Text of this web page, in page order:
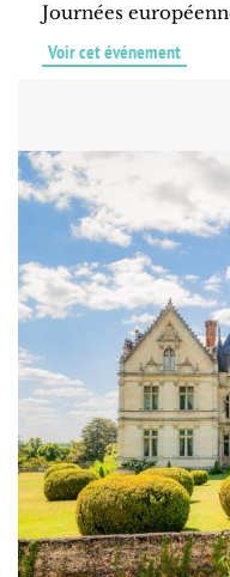
Journées
Voir cet événement